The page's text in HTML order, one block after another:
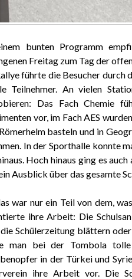
bunten Programm
Freitag zum Tag der
führte die Besucher durch
Teilnehmer. An vielen
Das Fach Chemie
vor, im Fach AES
basteln und in
In der Sporthalle konnte
Hoch hinaus ging es
Ausblick über das gesamte
war nur ein Teil von dem,
ihre Arbeit: Die
Schülerzeitung blättern
man bei der Tombola
in der Türkei und
ihre Arbeit vor. Die